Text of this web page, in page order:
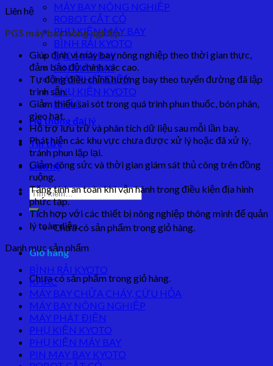
MÁY BAY NÔNG NGHIỆP
ROBOT CẮT CỎ
PHỤ KIỆN MÁY BAY
BÌNH RẢI KYOTO
SẠC MÁY BAY
PIN MÁY BAY
MÁY PHÁT ĐIỆN
PHỤ KIỆN KYOTO
KHÁC
Hệ thống đại lý
Tin tức
Liên hệ
Tìm
kiếm:
Chưa có sản phẩm trong giỏ hàng.
Giỏ hàng
Chưa có sản phẩm trong giỏ hàng.
Liên hệ
PGS máy bay nông nghiệp:
Giúp định vị máy bay nông nghiệp theo thời gian thực,
đảm bảo độ chính xác cao.
Tự động điều chỉnh hướng bay theo tuyến đường đã lập
trình sẵn.
Giảm thiểu sai sót trong quá trình phun thuốc, bón phân,
gieo hạt.
Hỗ trợ lưu trữ và phân tích dữ liệu sau mỗi lần bay.
Phát hiện các khu vực chưa được xử lý hoặc đã xử lý,
tránh phun lặp lại.
Giảm công sức và thời gian giám sát thủ công trên đồng
ruộng.
Tăng tính an toàn khi vận hành trong điều kiện địa hình
phức tạp.
Tích hợp với các thiết bị nông nghiệp thông minh để quản
lý toàn diện.
Danh mục sản phẩm
BÌNH RẢI KYOTO
KHÁC
MÁY BAY CHỬA CHÁY, CỨU HỎA
MÁY BAY NÔNG NGHIỆP
MÁY PHÁT ĐIỆN
PHỤ KIỆN KYOTO
PHỤ KIỆN MÁY BAY
PIN MAY BAY KYOTO